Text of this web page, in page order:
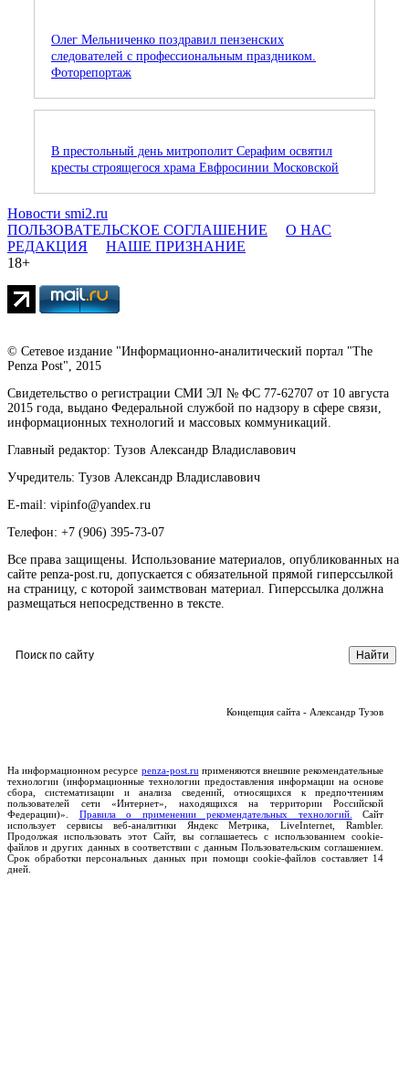
Олег Мельниченко поздравил пензенских
следователей с профессиональным праздником.
Фоторепортаж
В престольный день митрополит Серафим освятил
кресты строящегося храма Евфросинии Московской
Новости smi2.ru
ПОЛЬЗОВАТЕЛЬСКОЕ СОГЛАШЕНИЕ
О НАС
РЕДАКЦИЯ
НАШЕ ПРИЗНАНИЕ
18+
© Сетевое издание "Информационно-аналитический портал "The
Penza Post", 2015
Свидетельство о регистрации СМИ ЭЛ № ФС 77-62707 от 10 августа
2015 года, выдано Федеральной службой по надзору в сфере связи,
информационных технологий и массовых коммуникаций.
Главный редактор: Тузов Александр Владиславович
Учредитель: Тузов Александр Владиславович
E-mail: vipinfo@yandex.ru
Телефон: +7 (906) 395-73-07
Все права защищены. Использование материалов, опубликованных на
сайте penza-post.ru, допускается с обязательной прямой гиперссылкой
на страницу, с которой заимствован материал. Гиперссылка должна
размещаться непосредственно в тексте.
Концепция сайта - Александр Тузов
На информационном ресурсе penza-post.ru применяются внешние рекомендательные
технологии (информационные технологии предоставления информации на основе
сбора, систематизации и анализа сведений, относящихся к предпочтениям
пользователей сети «Интернет», находящихся на территории Российской
Федерации)». Правила о применении рекомендательных технологий.
Сайт
использует сервисы веб-аналитики Яндекс Метрика, LiveInternet, Rambler.
Продолжая использовать этот Сайт, вы соглашаетесь с использованием cookie-
файлов и других данных в соответствии с данным Пользовательским соглашением.
Срок обработки персональных данных при помощи cookie-файлов составляет 14
дней.